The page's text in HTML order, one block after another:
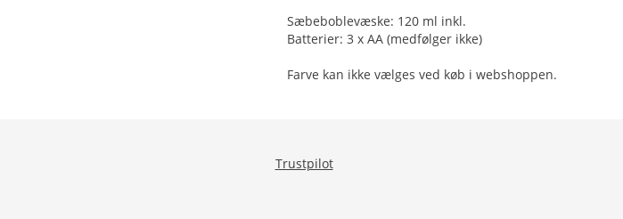
Sæbeboblevæske: 120 ml inkl.
Batterier: 3 x AA (medfølger ikke)
Farve kan ikke vælges ved køb i webshoppen.
Trustpilot